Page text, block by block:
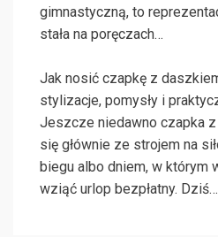
gimnastyczną, to
stała na poręczach…
Jak nosić czapkę z
stylizacje, pomysły i
Jeszcze niedawno czapka
się głównie ze strojem na
biegu albo dniem, w którym
wziąć urlop bezpłatny. Dziś…